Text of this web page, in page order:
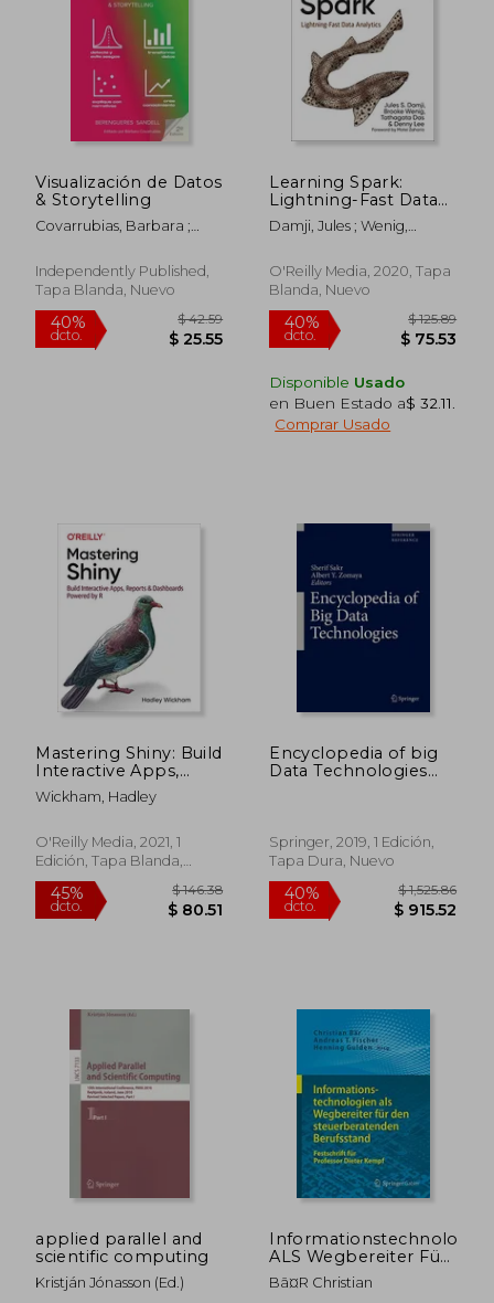
dcto. $ 56.03 dcto. $
Visualización de Datos
& Storytelling
Covarrubias, Barbara ;
Sandell, Marybeth
Independently Published,
Tapa Blanda, Nuevo
40%
Learning Spark:
Lightning-Fast Data
Analytics (en Inglés)
Damji, Jules ; Wenig,
O'Reilly Media, 2020, Tapa
Blanda, Nuevo
Disponible Usado
en Buen Estado a$ 32.11
Comprar Usado
Mastering Shiny: Build
Interactive Apps,
Reports, and
Dashboards Powered
Wickham, Hadley
O'Reilly Media, 2021, 1
Edición, Tapa Blanda,
Nuevo
Encyclopedia of big
Data Technologies
Springer, 2019, 1 Edición,
Tapa Dura, Nuevo
applied parallel and
scientific computing
Kristján Jónasson (ed.)
ALS Wegbereiter Für
Den
Steuerberatenden
Bã¤r Christian